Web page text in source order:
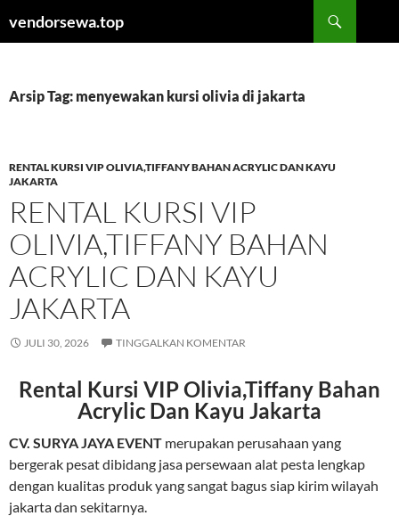
kevendorsewa.top
Arsip Tag: menyewakan kursi olivia di jakarta
RENTAL KURSI VIP OLIVIA,TIFFANY BAHAN ACRYLIC DAN KAYU
JAKARTA
RENTAL KURSI VIP
OLIVIA,TIFFANY BAHAN
ACRYLIC DAN KAYU
JAKARTA
JULI 30, 2026 TINGGALKAN KOMENTAR
Rental Kursi VIP Olivia,Tiffany Bahan
Acrylic Dan Kayu Jakarta
CV. SURYA JAYA EVENT merupakan perusahaan yang
bergerak pesat dibidang jasa persewaan alat pesta lengkap
dengan kualitas produk yang sangat bagus siap kirim wilayah
jakarta dan sekitarnya.